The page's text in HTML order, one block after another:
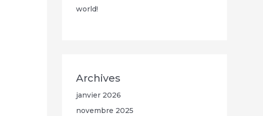
world!
Archives
janvier 2026
novembre 2025